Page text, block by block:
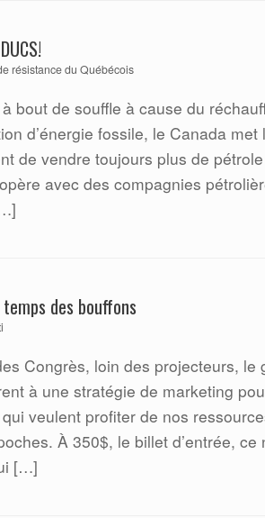
résistance du Québécois
bout de souffle à cause du
d’énergie fossile, le Canada met
de vendre toujours plus de
avec des compagnies
des bouffons
Congrès, loin des projecteurs, le
à une stratégie de marketing
veulent profiter de nos
À 350$, le billet d’entrée, ce
[…]